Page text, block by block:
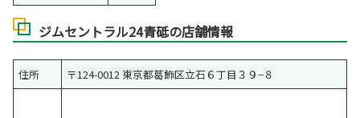
ジムセントラル24青砥の店舗情報
住所 〒124-0012 東京都葛飾区立石６丁目３９−８